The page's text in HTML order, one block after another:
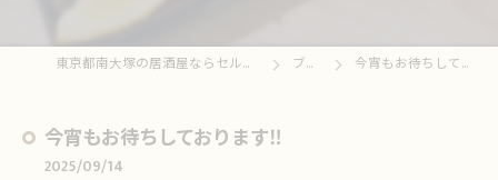
東京都南大塚の居酒屋ならセルフ酒場たむさん ブログ 今宵もお待ちしております‼️
今宵もお待ちしております‼️
2025/09/14